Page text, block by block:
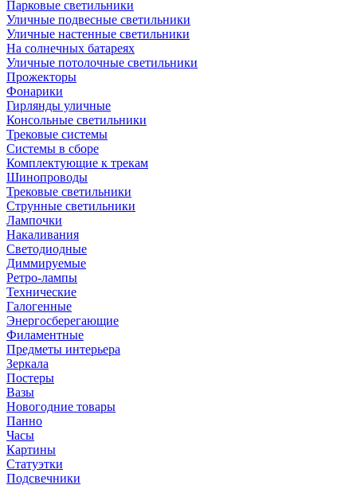
Парковые светильники
Уличные подвесные светильники
Уличные настенные светильники
На солнечных батареях
Уличные потолочные светильники
Прожекторы
Фонарики
Гирлянды уличные
Консольные светильники
Трековые системы
Системы в сборе
Комплектующие к трекам
Шинопроводы
Трековые светильники
Струнные светильники
Лампочки
Накаливания
Светодиодные
Диммируемые
Ретро-лампы
Технические
Галогенные
Энергосберегающие
Филаментные
Предметы интерьера
Зеркала
Постеры
Вазы
Новогодние товары
Панно
Часы
Картины
Статуэтки
Подсвечники